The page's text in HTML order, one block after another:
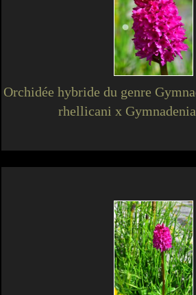
Orchidée hybride du genre
rhellicani x